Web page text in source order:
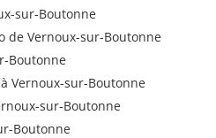
sur-Boutonne
de Vernoux-sur-Boutonne
Boutonne
Vernoux-sur-Boutonne
sur-Boutonne
Boutonne